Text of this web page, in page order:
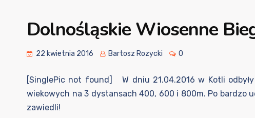
Dolnośląskie Wiosenne
22 kwietnia 2016 Bartosz Rozycki 0
[SinglePic not found] W dniu 21.04.2016 w Kotli
wiekowych na 3 dystansach 400, 600 i 800m. Po
zawiedli!